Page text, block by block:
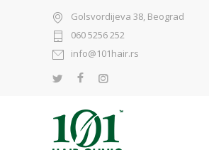
Golsvordijeva 38, Beograd
060 5256 252
info@101hair.rs